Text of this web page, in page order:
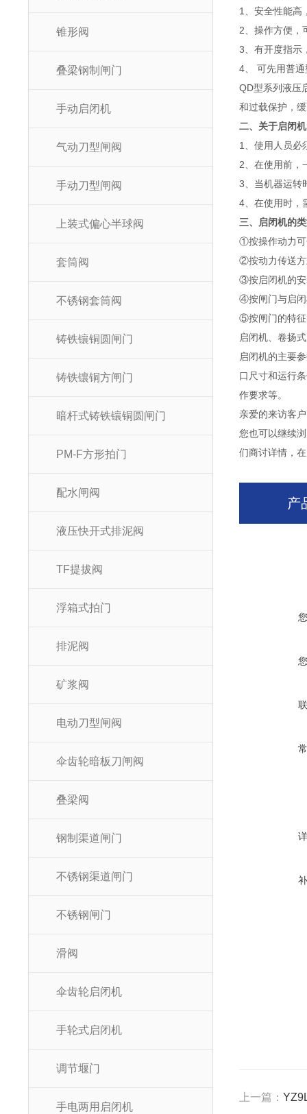
锥形阀
叠梁钢制闸门
手动启闭机
气动刀型闸阀
手动刀型闸阀
上装式偏心半球阀
套筒阀
不锈钢套筒阀
铸铁镶铜圆闸门
铸铁镶铜方闸门
暗杆式铸铁镶铜圆闸门
PM-F方形拍门
配水闸阀
液压快开式排泥阀
TF提拔阀
浮箱式拍门
排泥阀
矿浆阀
电动刀型闸阀
伞齿轮暗板刀闸阀
叠梁阀
钢制渠道闸门
不锈钢渠道闸门
不锈钢闸门
滑阀
伞齿轮启闭机
手轮式启闭机
调节堰门
手电两用启闭机
1、安全性能高
2、操作方便，
3、有开度指示
4、 可先用普
QD型系列液压
和过载保护，
二、关于启闭
1、使用人员必
2、在使用前，
3、当机器运转
4、在使用时，
三、启闭机的
①按操作动力可
②按动力传送方
③按启闭机的安
④按闸门与启闭
⑤按闸门的特征
启闭机、卷扬
启闭机的主要
口尺寸和运行
作要求等。
亲爱的来访客
您也可以继续
们商讨详情，
产
上一篇：